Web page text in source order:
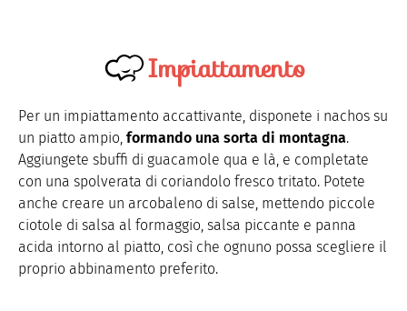
Impiattamento
Per un impiattamento accattivante, disponete i nachos su
un piatto ampio, formando una sorta di montagna.
Aggiungete sbuffi di guacamole qua e là, e completate
con una spolverata di coriandolo fresco tritato. Potete
anche creare un arcobaleno di salse, mettendo piccole
ciotole di salsa al formaggio, salsa piccante e panna
acida intorno al piatto, così che ognuno possa scegliere il
proprio abbinamento preferito.